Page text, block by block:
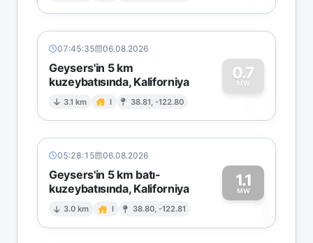
07:45:35 06.08.2026
Geysers'in 5 km
kuzeybatısında, Kaliforniya
3.1 km I 38.81, -122.80
0.7
MW
0
05:28:15 06.08.2026
Geysers'in 5 km batı-
kuzeybatısında, Kaliforniya
3.0 km I 38.80, -122.81
1.1
MW1